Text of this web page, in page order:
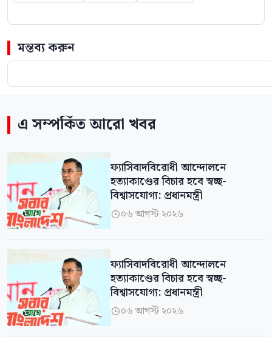
মন্তব্য করুন
এ সম্পর্কিত আরো খবর
ফ্যাসিবাদবিরোধী আন্দোলনে
হত্যাকাণ্ডের বিচার হবে স্বচ্ছ-
বিশ্বাসযোগ্য: প্রধানমন্ত্রী
০৬ আগস্ট ২০২৬
ফ্যাসিবাদবিরোধী আন্দোলনে
হত্যাকাণ্ডের বিচার হবে স্বচ্ছ-
বিশ্বাসযোগ্য: প্রধানমন্ত্রী
০৬ আগস্ট ২০২৬